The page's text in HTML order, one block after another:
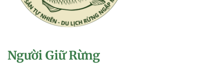
Người Giữ Rừng